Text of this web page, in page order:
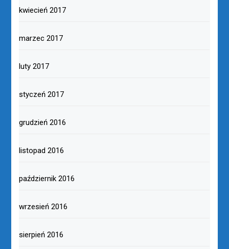
kwiecień 2017
marzec 2017
luty 2017
styczeń 2017
grudzień 2016
listopad 2016
październik 2016
wrzesień 2016
sierpień 2016